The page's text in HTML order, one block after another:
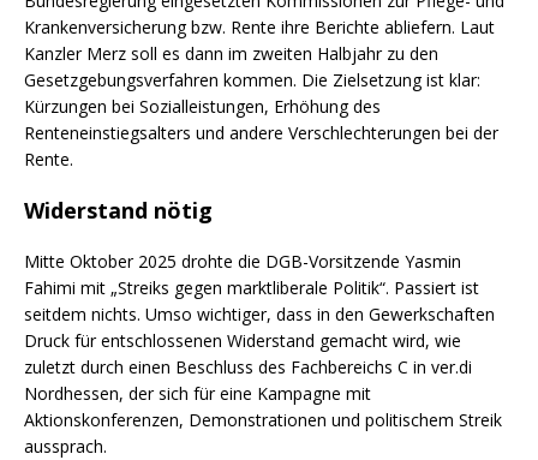
Krankenversicherung bzw. Rente ihre Berichte abliefern. Laut
Kanzler Merz soll es dann im zweiten Halbjahr zu den
Gesetzgebungsverfahren kommen. Die Zielsetzung ist klar:
Kürzungen bei Sozialleistungen, Erhöhung des
Renteneinstiegsalters und andere Verschlechterungen bei der
Rente.
Widerstand nötig
Mitte Oktober 2025 drohte die DGB-Vorsitzende Yasmin
Fahimi mit „Streiks gegen marktliberale Politik“. Passiert ist
seitdem nichts. Umso wichtiger, dass in den Gewerkschaften
Druck für entschlossenen Widerstand gemacht wird, wie
zuletzt durch einen Beschluss des Fachbereichs C in ver.di
Nordhessen, der sich für eine Kampagne mit
Aktionskonferenzen, Demonstrationen und politischem Streik
aussprach.